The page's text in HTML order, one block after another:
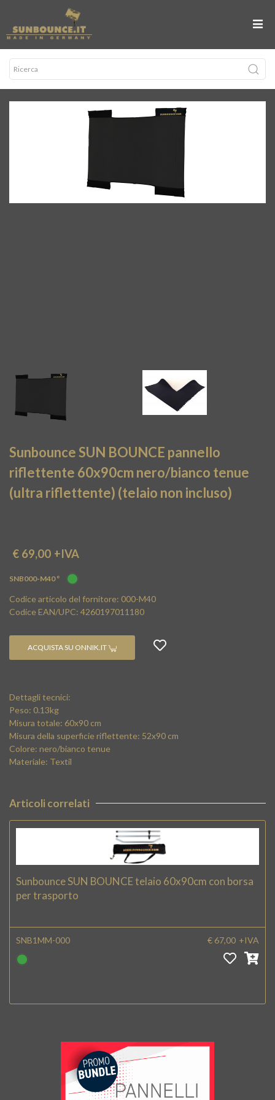
Sunbounce SUN BOUNCE pannello
riflettente 60x90cm nero/bianco tenue
(ultra riflettente) (telaio non incluso)
€ 69,00 +IVA
SNB000-M40 °
Codice articolo del fornitore: 000-M40
Codice EAN/UPC: 4260197011180
ACQUISTA SU ONNIK.IT
Dettagli tecnici:
Peso: 0.13kg
Misura totale: 60x90 cm
Misura della superficie riflettente: 52x90 cm
Colore: nero/bianco tenue
Materiale: Textil
Articoli correlati
Sunbounce SUN BOUNCE telaio 60x90cm con borsa
per trasporto
SNB1MM-000 € 67,00 +IVA